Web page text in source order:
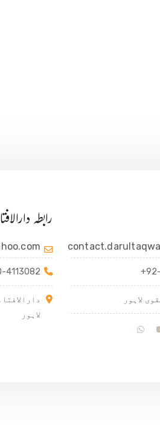
لاہور
رابطہ
4113082
لاہور